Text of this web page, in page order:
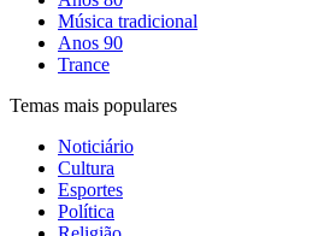
Música tradicional
Anos 90
Trance
Temas mais populares
Noticiário
Cultura
Esportes
Política